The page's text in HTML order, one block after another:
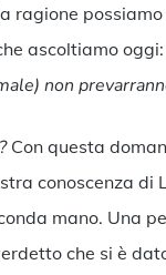
ragione
ascoltiamo oggi:
non
Con questa
conoscenza di
mano. Una
che si è